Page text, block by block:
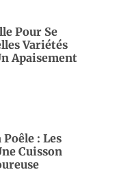
Pour Se
Variétés
Apaisement
: Les
Cuisson